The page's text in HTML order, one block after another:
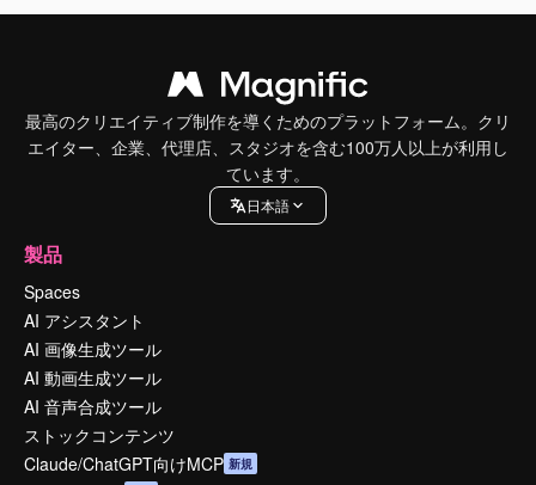
最高のクリエイティブ制作を導くためのプラットフォーム。クリ
エイター、企業、代理店、スタジオを含む100万人以上が利用し
ています。
日本語
製品
Spaces
AI アシスタント
AI 画像生成ツール
AI 動画生成ツール
AI 音声合成ツール
ストックコンテンツ
Claude/ChatGPT向けMCP 新規